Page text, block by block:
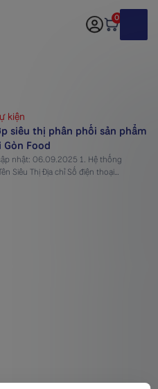
0
kiện
siêu thị phân phối sản phẩm
Gòn Food
nhật: 06.09.2025 1. Hệ thống
Siêu Thị Địa chỉ Số điện thoại